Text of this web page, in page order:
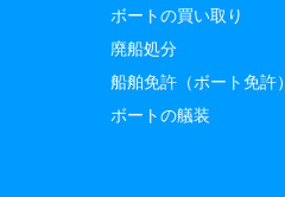
ボートの買い取り
廃船処分
船舶免許（ボート免許）
ボートの艤装